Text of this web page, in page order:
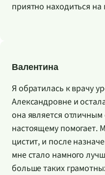
приятно находиться на
Валентина
Я обратилась к врачу
Александровне и
она является
настоящему помогает.
цистит, и после
мне стало намного
больше таких